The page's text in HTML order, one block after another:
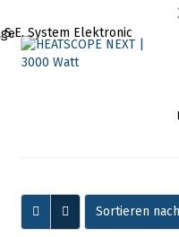
Sortieren nach
Sortieren nach
S.E. System Elektronic